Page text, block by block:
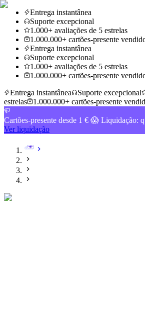
Entrega instantânea
Suporte excepcional
1.000+ avaliações de 5 estrelas
1.000.000+ cartões-presente
Entrega instantânea
Suporte excepcional
1.000+ avaliações de 5 estrelas
1.000.000+ cartões-presente
Entrega instantânea
Suporte excepcional
estrelas
1.000.000+ cartões-presente
Cartões-presente desde 1 € 😱 Liquidação:
Ver liquidação